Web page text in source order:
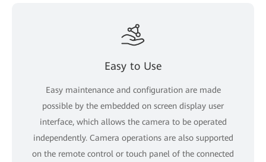
Easy to Use
Easy maintenance and configuration are made
possible by the embedded on screen display user
interface, which allows the camera to be operated
independently. Camera operations are also supported
on the remote control or touch panel of the connected